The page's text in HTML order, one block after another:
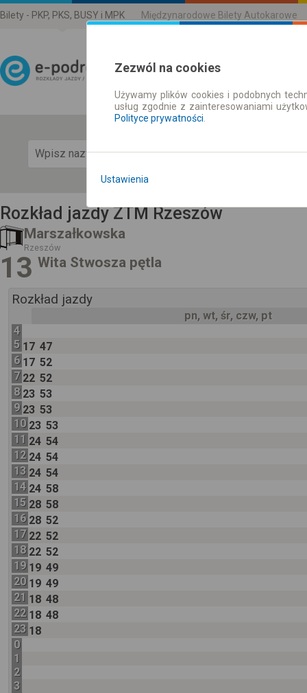
Bilety - PKP, PKS, BUSY i MPK Międzynarodowe Bilety Autokarowe
Rozkład Jazdy | Bilety
Rozkład jazdy ZTM Rzeszów
Marszałkowska
Rzeszów
13 Wita Stwosza pętla
Rozkład jazdy
pn, wt, śr, czw, pt
4
5 17 47
6 17 52
7 22 52
8 23 53
9 23 53
10 23 53
11 24 54
12 24 54
13 24 54
14 24 58
15 28 58
16 28 52
17 22 52
18 22 52
19 19 49
20 19 49
21 18 48
22 18 48
23 18
0
1
2
3
Zezwól na cookies
Używamy plików cookies i podobnych
usług zgodnie z zainteresowaniami
Polityce prywatności
Ustawienia